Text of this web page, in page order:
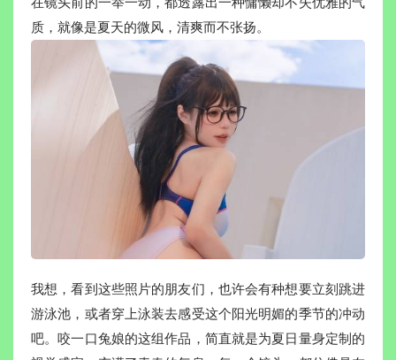
质，就像是夏天的微风，清爽而不张扬。
我想，看到这些照片的朋友们，也许会有种想要立刻跳进
游泳池，或者穿上泳装去感受这个阳光明媚的季节的冲动
吧。咬一口兔娘的这组作品，简直就是为夏日量身定制的